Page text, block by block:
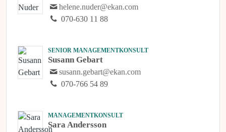
helene.nuder@ekan.com
070-630 11 88
SENIOR MANAGEMENTKONSULT
Susann Gebart
susann.gebart@ekan.com
070-766 54 89
MANAGEMENTKONSULT
Sara Andersson